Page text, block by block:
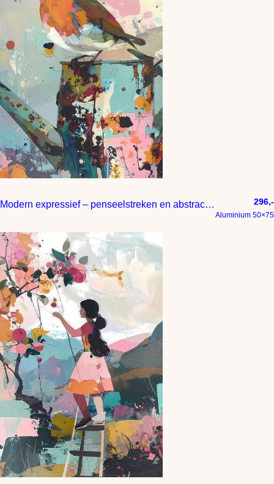
Modern expressief – penseelstreken en abstracte kleurige vlakken 296,-
Aluminium 50×75